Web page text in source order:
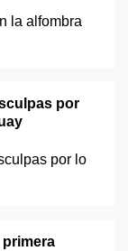
por